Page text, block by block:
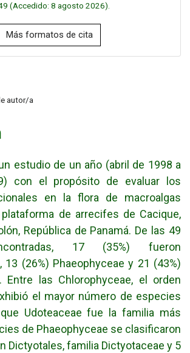
(Accedido: 8 agosto 2026).
Más formatos de cita
autor/a
estudio de un año (abril de 1998 a
con el propósito de evaluar los
en la flora de macroalgas
de arrecifes de Cacique,
República de Panamá. De las 49
17 (35%) fueron
13 (26%) Phaeophyceae y 21 (43%)
Entre las Chlorophyceae, el orden
el mayor número de especies
Udoteaceae fue la familia más
de Phaeophyceae se clasificaron
Dictyotales, familia Dictyotaceae y 5